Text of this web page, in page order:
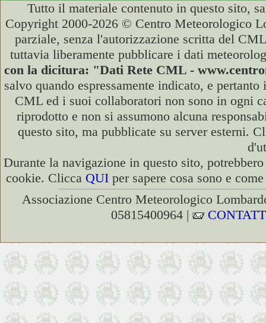
Tutto il materiale contenuto in questo sito,
Copyright 2000-2026 © Centro Meteorologico
parziale, senza l'autorizzazione scritta del
tuttavia liberamente pubblicare i dati
con la dicitura: "Dati Rete CML -
salvo quando espressamente indicato, e
CML ed i suoi collaboratori non sono in ogni
riprodotto e non si assumono alcuna
questo sito, ma pubblicate su server esterni.
Durante la navigazione in questo sito,
cookie. Clicca QUI per sapere cosa sono e
Associazione Centro Meteorologico
05815400964 |